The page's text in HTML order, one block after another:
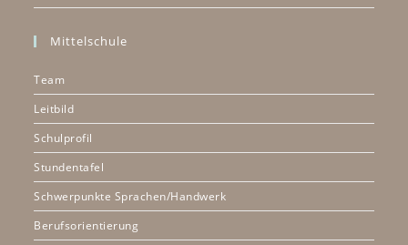
Mittelschule
Team
Leitbild
Schulprofil
Stundentafel
Schwerpunkte Sprachen/Handwerk
Berufsorientierung